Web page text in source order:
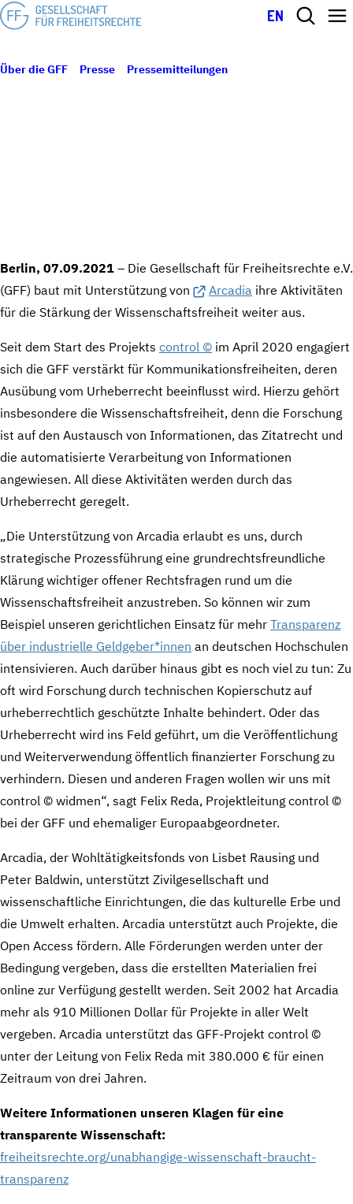
EN
Über die GFF Presse Pressemitteilungen
Berlin, 07.09.2021 – Die Gesellschaft für Freiheitsrechte e.V.
(GFF) baut mit Unterstützung von
Arcadia ihre Aktivitäten
für die Stärkung der Wissenschaftsfreiheit weiter aus.
Seit dem Start des Projekts control © im April 2020 engagiert
sich die GFF verstärkt für Kommunikationsfreiheiten, deren
Ausübung vom Urheberrecht beeinflusst wird. Hierzu gehört
insbesondere die Wissenschaftsfreiheit, denn die Forschung
ist auf den Austausch von Informationen, das Zitatrecht und
die automatisierte Verarbeitung von Informationen
angewiesen. All diese Aktivitäten werden durch das
Urheberrecht geregelt.
„Die Unterstützung von Arcadia erlaubt es uns, durch
strategische Prozessführung eine grundrechtsfreundliche
Klärung wichtiger offener Rechtsfragen rund um die
Wissenschaftsfreiheit anzustreben. So können wir zum
Beispiel unseren gerichtlichen Einsatz für mehr Transparenz
über industrielle Geldgeber*innen an deutschen Hochschulen
intensivieren. Auch darüber hinaus gibt es noch viel zu tun: Zu
oft wird Forschung durch technischen Kopierschutz auf
urheberrechtlich geschützte Inhalte behindert. Oder das
Urheberrecht wird ins Feld geführt, um die Veröffentlichung
und Weiterverwendung öffentlich finanzierter Forschung zu
verhindern. Diesen und anderen Fragen wollen wir uns mit
control © widmen“, sagt Felix Reda, Projektleitung control ©
bei der GFF und ehemaliger Europaabgeordneter.
Arcadia, der Wohltätigkeitsfonds von Lisbet Rausing und
Peter Baldwin, unterstützt Zivilgesellschaft und
wissenschaftliche Einrichtungen, die das kulturelle Erbe und
die Umwelt erhalten. Arcadia unterstützt auch Projekte, die
Open Access fördern. Alle Förderungen werden unter der
Bedingung vergeben, dass die erstellten Materialien frei
online zur Verfügung gestellt werden. Seit 2002 hat Arcadia
mehr als 910 Millionen Dollar für Projekte in aller Welt
vergeben. Arcadia unterstützt das GFF-Projekt control ©
unter der Leitung von Felix Reda mit 380.000 € für einen
Zeitraum von drei Jahren.
Weitere Informationen unseren Klagen für eine
transparente Wissenschaft:
freiheitsrechte.org/unabhangige-wissenschaft-braucht-
transparenz